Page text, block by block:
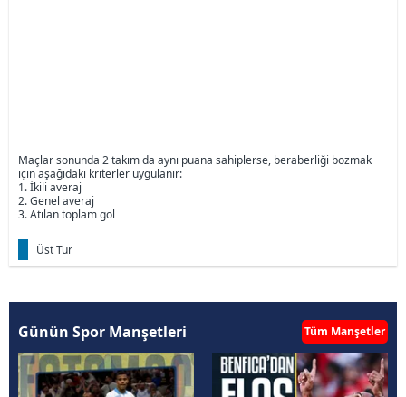
Maçlar sonunda 2 takım da aynı puana sahiplerse, beraberliği bozmak
için aşağıdaki kriterler uygulanır:
1. İkili averaj
2. Genel averaj
3. Atılan toplam gol
Üst Tur
Günün Spor Manşetleri Tüm Manşetler